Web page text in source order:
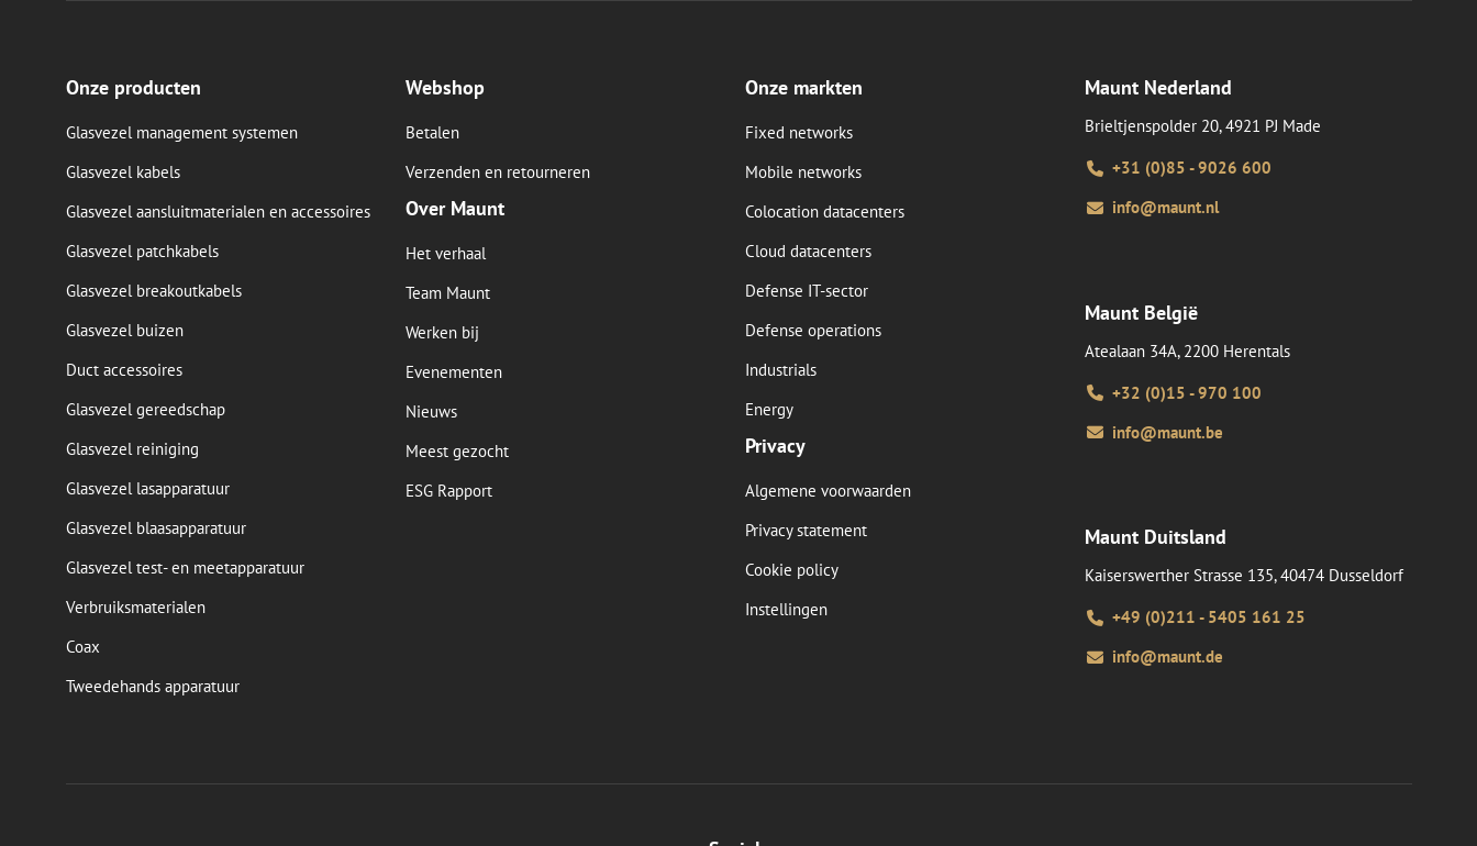
Onze producten
Glasvezel management systemen
Glasvezel kabels
Glasvezel aansluitmaterialen en accessoires
Glasvezel patchkabels
Glasvezel breakoutkabels
Glasvezel buizen
Duct accessoires
Glasvezel gereedschap
Glasvezel reiniging
Glasvezel lasapparatuur
Glasvezel blaasapparatuur
Glasvezel test- en meetapparatuur
Verbruiksmaterialen
Coax
Tweedehands apparatuur
Webshop
Betalen
Verzenden en retourneren
Over Maunt
Het verhaal
Team Maunt
Werken bij
Evenementen
Nieuws
Meest gezocht
ESG Rapport
Onze markten
Fixed networks
Mobile networks
Colocation datacenters
Cloud datacenters
Defense IT-sector
Defense operations
Industrials
Energy
Privacy
Algemene voorwaarden
Privacy statement
Cookie policy
Instellingen
Maunt Nederland
Brieltjenspolder 20, 4921 PJ Made
+31 (0)85 - 9026 600
info@maunt.nl
Maunt België
Atealaan 34A, 2200 Herentals
+32 (0)15 - 970 100
info@maunt.be
Maunt Duitsland
Kaiserswerther Strasse 135, 40474 Dusseldorf
+49 (0)211 - 5405 161 25
info@maunt.de